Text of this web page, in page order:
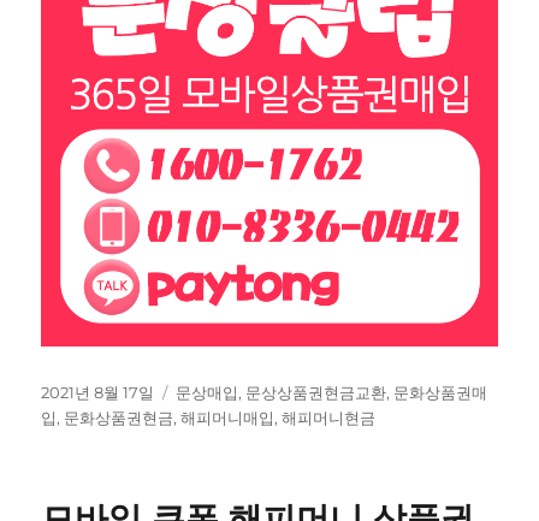
작
성
2021년 8월 17일
태
그
문상매입, 문상상품권현금교환, 문화상품권매
입, 문화상품권현금,해피머니매입,해피머니현금